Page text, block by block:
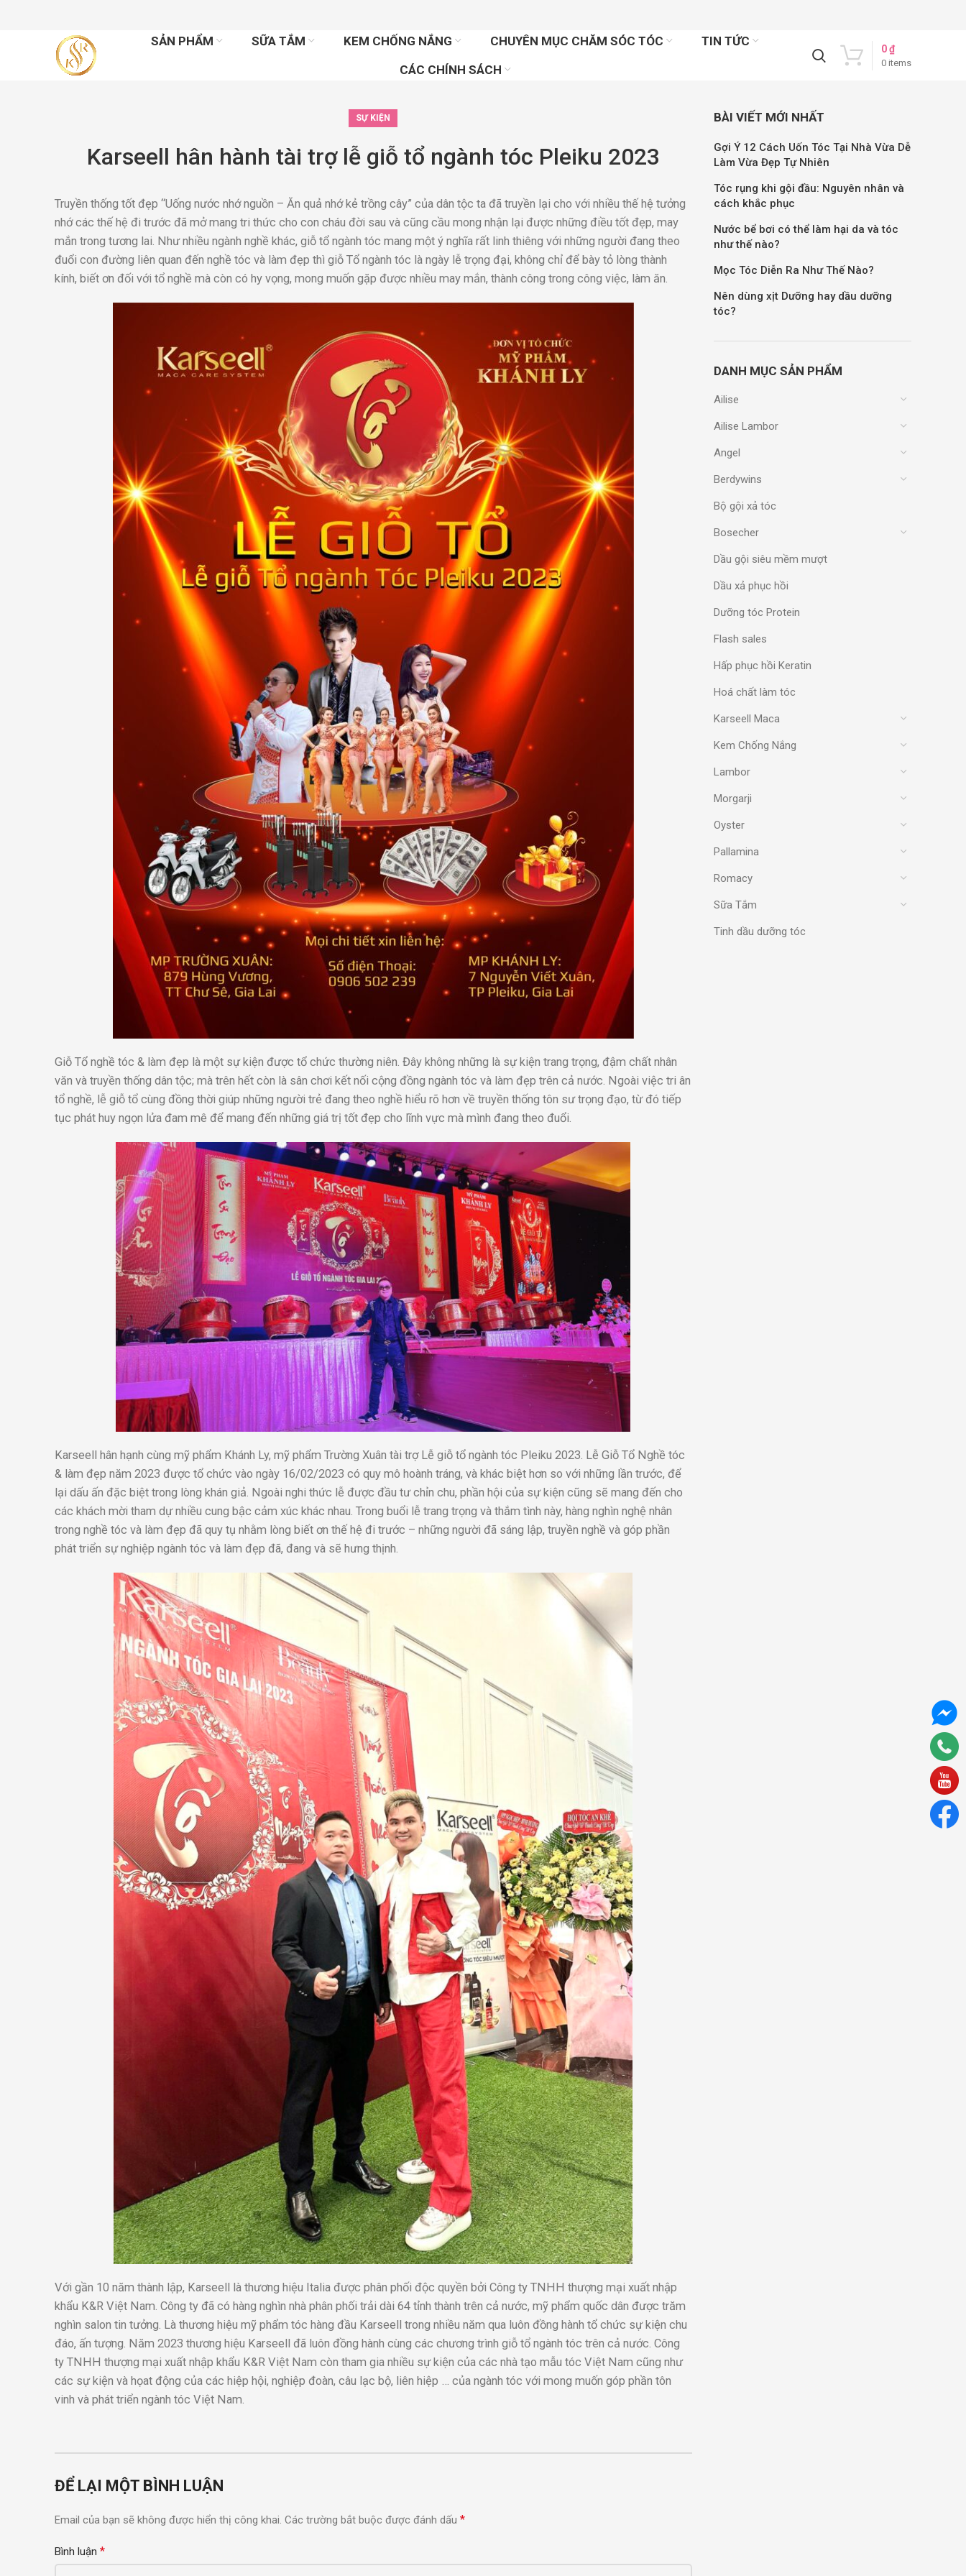
SẢN PHẨM SỮA TẮM KEM CHỐNG NẮNG CHUYÊN MỤC CHĂM SÓC TÓC
TIN TỨC
CÁC CHÍNH SÁCH
0 items
0₫
SỰ KIỆN
Karseell hân hành tài trợ lễ giỗ tổ ngành tóc Pleiku 2023
Truyền thống tốt đẹp “Uống nước nhớ nguồn – Ăn quả nhớ kẻ trồng cây” của dân tộc ta đã truyền lại cho với nhiều thế hệ tưởng
nhớ các thế hệ đi trước đã mở mang tri thức cho con cháu đời sau và cũng cầu mong nhận lại được những điều tốt đẹp, may
mắn trong tương lai. Như nhiều ngành nghề khác, giỗ tổ ngành tóc mang một ý nghĩa rất linh thiêng với những người đang theo
đuổi con đường liên quan đến nghề tóc và làm đẹp thì giỗ Tổ ngành tóc là ngày lễ trọng đại, không chỉ để bày tỏ lòng thành
kính, biết ơn đối với tổ nghề mà còn có hy vọng, mong muốn gặp được nhiều may mắn, thành công trong công việc, làm ăn.
Giỗ Tổ nghề tóc & làm đẹp là một sự kiện được tổ chức thường niên. Đây không những là sự kiện trang trọng, đậm chất nhân
văn và truyền thống dân tộc; mà trên hết còn là sân chơi kết nối cộng đồng ngành tóc và làm đẹp trên cả nước. Ngoài việc tri ân
tổ nghề, lễ giỗ tổ cùng đồng thời giúp những người trẻ đang theo nghề hiểu rõ hơn về truyền thống tôn sư trọng đạo, từ đó tiếp
tục phát huy ngọn lửa đam mê để mang đến những giá trị tốt đẹp cho lĩnh vực mà mình đang theo đuổi.
Karseell hân hạnh cùng mỹ phẩm Khánh Ly, mỹ phẩm Trường Xuân tài trợ Lễ giỗ tổ ngành tóc Pleiku 2023. Lễ Giỗ Tổ Nghề tóc
& làm đẹp năm 2023 được tổ chức vào ngày 16/02/2023 có quy mô hoành tráng, và khác biệt hơn so với những lần trước, để
lại dấu ấn đặc biệt trong lòng khán giả. Ngoài nghi thức lễ được đầu tư chỉn chu, phần hội của sự kiện cũng sẽ mang đến cho
các khách mời tham dự nhiều cung bậc cảm xúc khác nhau. Trong buổi lễ trang trọng và thắm tình này, hàng nghìn nghệ nhân
trong nghề tóc và làm đẹp đã quy tụ nhằm lòng biết ơn thế hệ đi trước – những người đã sáng lập, truyền nghề và góp phần
phát triển sự nghiệp ngành tóc và làm đẹp đã, đang và sẽ hưng thịnh.
Với gần 10 năm thành lập, Karseell là thương hiệu Italia được phân phối độc quyền bởi Công ty TNHH thượng mại xuất nhập
khẩu K&R Việt Nam. Công ty đã có hàng nghìn nhà phân phối trải dài 64 tỉnh thành trên cả nước, mỹ phẩm quốc dân được trăm
nghìn salon tin tưởng. Là thương hiệu mỹ phẩm tóc hàng đầu Karseell trong nhiều năm qua luôn đồng hành tổ chức sự kiện chu
đáo, ấn tượng. Năm 2023 thương hiệu Karseell đã luôn đồng hành cùng các chương trình giỗ tổ ngành tóc trên cả nước. Công
ty TNHH thượng mại xuất nhập khẩu K&R Việt Nam còn tham gia nhiều sự kiện của các nhà tạo mẫu tóc Việt Nam cũng như
các sự kiện và họat động của các hiệp hội, nghiệp đoàn, câu lạc bộ, liên hiệp … của ngành tóc với mong muốn góp phần tôn
vinh và phát triển ngành tóc Việt Nam.
ĐỂ LẠI MỘT BÌNH LUẬN
Email của bạn sẽ không được hiển thị công khai. Các trường bắt buộc được đánh dấu *
Bình luận *
BÀI VIẾT MỚI NHẤT
Gợi Ý 12 Cách Uốn Tóc Tại Nhà Vừa Dễ
Làm Vừa Đẹp Tự Nhiên
Tóc rụng khi gội đầu: Nguyên nhân và
cách khắc phục
Nước bể bơi có thể làm hại da và tóc
như thế nào?
Mọc Tóc Diễn Ra Như Thế Nào?
Nên dùng xịt Dưỡng hay dầu dưỡng
tóc?
DANH MỤC SẢN PHẨM
Ailise
Ailise Lambor
Angel
Berdywins
Bộ gội xả tóc
Bosecher
Dầu gội siêu mềm mượt
Dầu xả phục hồi
Dưỡng tóc Protein
Flash sales
Hấp phục hồi Keratin
Hoá chất làm tóc
Karseell Maca
Kem Chống Nắng
Lambor
Morgarji
Oyster
Pallamina
Romacy
Sữa Tắm
Tinh dầu dưỡng tóc